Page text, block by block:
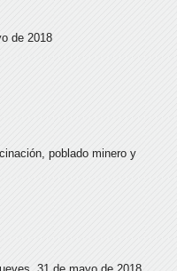
de 2018
poblado minero y